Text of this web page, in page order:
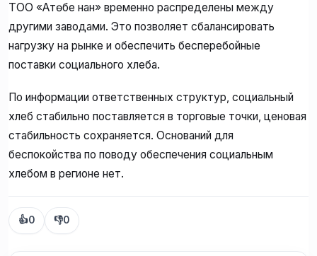
ТОО «Ақтөбе нан» временно распределены между
другими заводами. Это позволяет сбалансировать
нагрузку на рынке и обеспечить бесперебойные
поставки социального хлеба.
По информации ответственных структур, социальный
хлеб стабильно поставляется в торговые точки, ценовая
стабильность сохраняется. Оснований для
беспокойства по поводу обеспечения социальным
хлебом в регионе нет.
👍0 👎0